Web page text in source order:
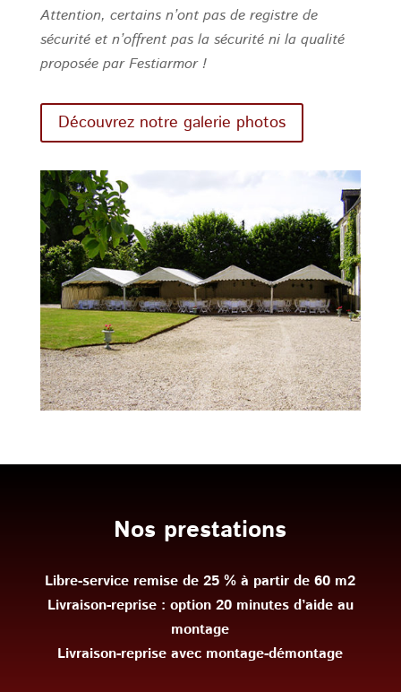
Attention, certains n’ont pas de registre de
sécurité et n’offrent pas la sécurité ni la qualité
proposée par Festiarmor !
Découvrez notre galerie photos
Nos prestations
Libre-service remise de 25 % à partir de 60 m2
Livraison-reprise : option 20 minutes d’aide au
montage
Livraison-reprise avec montage-démontage